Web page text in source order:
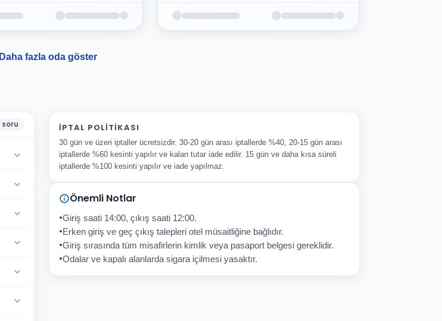
Daha fazla oda göster
soru İPTAL POLITIKASI
30 gün ve üzeri iptaller ücretsizdir. 30-20 gün arası iptallerde %40, 20-15 gün arası
iptallerde %60 kesinti yapılır ve kalan tutar iade edilir. 15 gün ve daha kısa süreli
iptallerde %100 kesinti yapılır ve iade yapılmaz.
Önemli Notlar
Giriş saati 14:00, çıkış saati 12:00.
Erken giriş ve geç çıkış talepleri otel müsaitliğine bağlıdır.
Giriş sırasında tüm misafirlerin kimlik veya pasaport belgesi gereklidir.
Odalar ve kapalı alanlarda sigara içilmesi yasaktır.